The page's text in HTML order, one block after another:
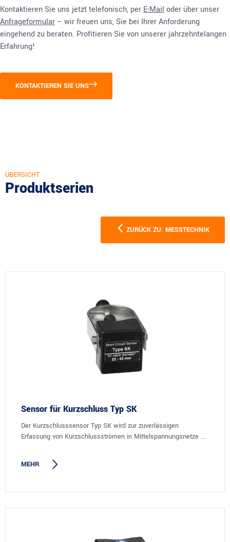
Kontaktieren Sie uns jetzt telefonisch, per E-Mail oder über unser
Anfrageformular – wir freuen uns, Sie bei Ihrer Anforderung
eingehend zu beraten. Profitieren Sie von unserer jahrzehntelangen
Erfahrung!
KONTAKTIEREN SIE UNS
ÜBERSICHT
Produktserien
ZURÜCK ZU: MESSTECHNIK
Sensor für Kurzschluss Typ SK
Der Kurzschlusssensor Typ SK wird zur zuverlässigen
Erfassung von Kurzschlussströmen in Mittelspannungsnetze ...
MEHR